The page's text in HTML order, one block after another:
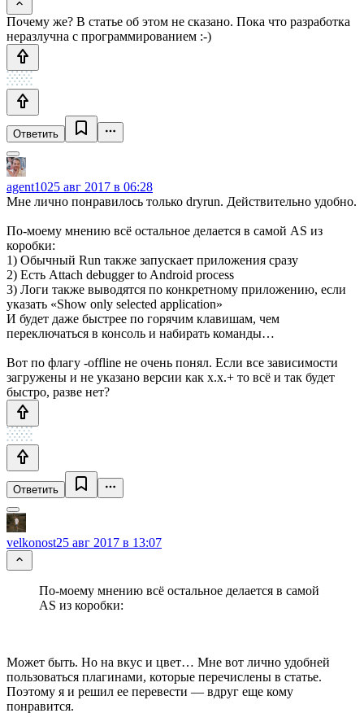
Почему же? В статье об этом не сказано. Пока что разработка
неразлучна с программированием :-)
Ответить
agent1025 авг 2017 в 06:28
Мне лично понравилось только dryrun. Действительно удобно.
По-моему мнению всё остальное делается в самой AS из
коробки:
1) Обычный Run также запускает приложения сразу
2) Есть Attach debugger to Android process
3) Логи также выводятся по конкретному приложению, если
указать «Show only selected application»
И будет даже быстрее по горячим клавишам, чем
переключаться в консоль и набирать команды…
Вот по флагу -offline не очень понял. Если все зависимости
загружены и не указано версии как x.x.+ то всё и так будет
быстро, разве нет?
Ответить
velkonost25 авг 2017 в 13:07
По-моему мнению всё остальное делается в самой
AS из коробки:
Может быть. Но на вкус и цвет… Мне вот лично удобней
пользоваться плагинами, которые перечислены в статье.
Поэтому я и решил ее перевести — вдруг еще кому
понравится.